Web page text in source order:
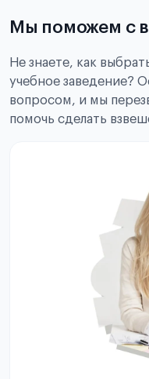
Мы поможем с
Не знаете, как
учебное заведение?
вопросом, и мы
помочь сделать